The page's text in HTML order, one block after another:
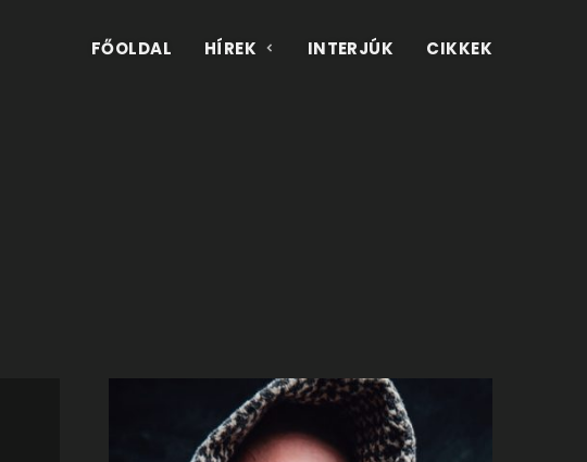
FŐOLDAL HÍREK INTERJÚK CIKKEK